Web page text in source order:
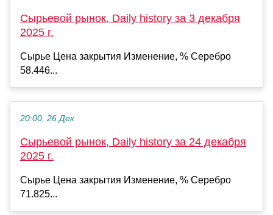
Сырьевой рынок, Daily history за 3 декабря
2025 г.
Сырье Цена закрытия Изменение, % Серебро
58.446...
20:00, 26 Дек
Сырьевой рынок, Daily history за 24 декабря
2025 г.
Сырье Цена закрытия Изменение, % Серебро
71.825...